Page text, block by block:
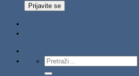
Pretraži: